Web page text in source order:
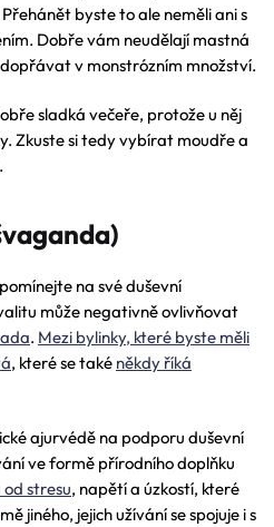
byste to ale neměli ani s
Dobře vám neudělají mastná
v monstrózním množství.
sladká večeře, protože u něj
Zkuste si tedy vybírat moudře a
na své duševní
může negativně ovlivňovat
. Mezi bylinky, které byste měli
, které se také někdy říká
ajurvédě na podporu duševní
ve formě přírodního doplňku
od stresu, napětí a úzkostí, které
jiného, jejich užívání se spojuje i s